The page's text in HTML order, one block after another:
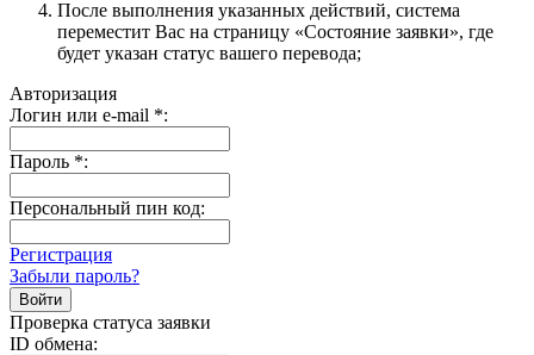
После выполнения указанных действий, система
переместит Вас на страницу «Состояние заявки», где
будет указан статус вашего перевода;
Авторизация
Логин или e-mail *:
Пароль *:
Персональный пин код:
Регистрация
Забыли пароль?
Проверка статуса заявки
ID обмена: